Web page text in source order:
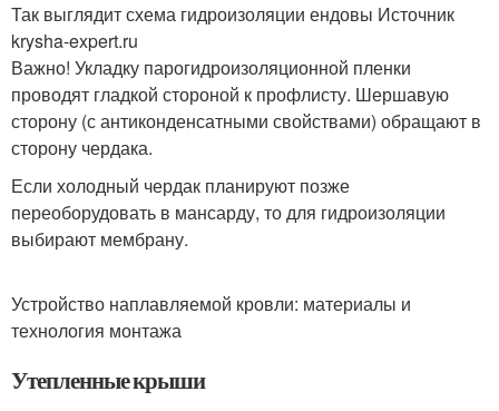
Так выглядит схема гидроизоляции ендовы Источник
krysha-expert.ru
Важно! Укладку парогидроизоляционной пленки
проводят гладкой стороной к профлисту. Шершавую
сторону (с антиконденсатными свойствами) обращают в
сторону чердака.
Если холодный чердак планируют позже
переоборудовать в мансарду, то для гидроизоляции
выбирают мембрану.
Устройство наплавляемой кровли: материалы и
технология монтажа
Утепленные крыши